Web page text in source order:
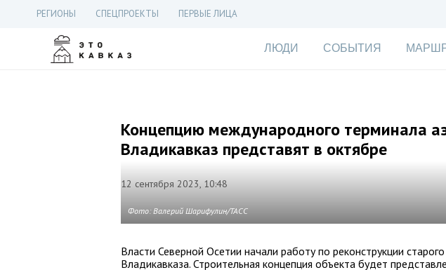
РЕГИОНЫ СПЕЦПРОЕКТЫ ПЕРВЫЕ ЛИЦА
ЛЮДИ СОБЫТИЯ
Концепцию международного терминала
Владикавказ представят в октябре
12 сентября 2023, 10:48
Фото: Валерий Шарифулин/ТАСС
Власти Северной Осетии начали работу по реконструкции
Владикавказа. Строительная концепция объекта будет